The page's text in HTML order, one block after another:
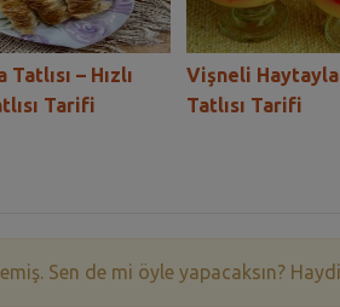
Tatlısı – Hızlı
Tarifi
Vişneli
Tatlısı Tarifi
Sen de mi öyle yapacaksın?